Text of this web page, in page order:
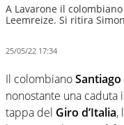
A Lavarone il
Leemreize. Si ritira
25/05/22 17:34
Il colombiano
nonostante una caduta
tappa del Giro d’Italia,